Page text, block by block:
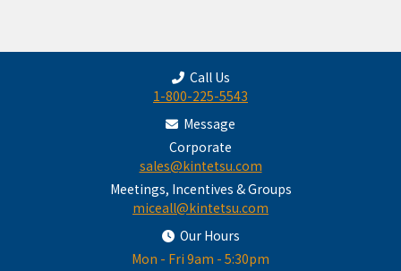
Call Us
1-800-225-5543
Message
Corporate
sales@kintetsu.com
Meetings, Incentives & Groups
miceall@kintetsu.com
Our Hours
Mon - Fri 9am - 5:30pm